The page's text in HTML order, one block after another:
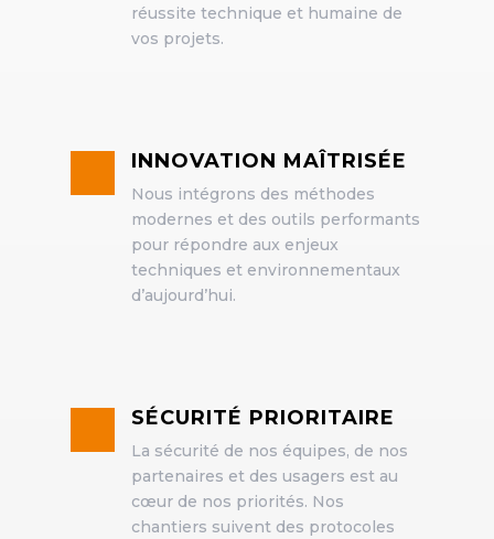
réussite technique et humaine de
vos projets.
INNOVATION MAÎTRISÉE
Nous intégrons des méthodes
modernes et des outils performants
pour répondre aux enjeux
techniques et environnementaux
d’aujourd’hui.
SÉCURITÉ PRIORITAIRE
La sécurité de nos équipes, de nos
partenaires et des usagers est au
cœur de nos priorités. Nos
chantiers suivent des protocoles